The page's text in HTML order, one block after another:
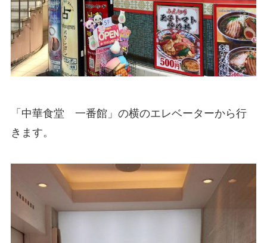
「中華食堂 一番館」の横のエレベーターから行
きます。